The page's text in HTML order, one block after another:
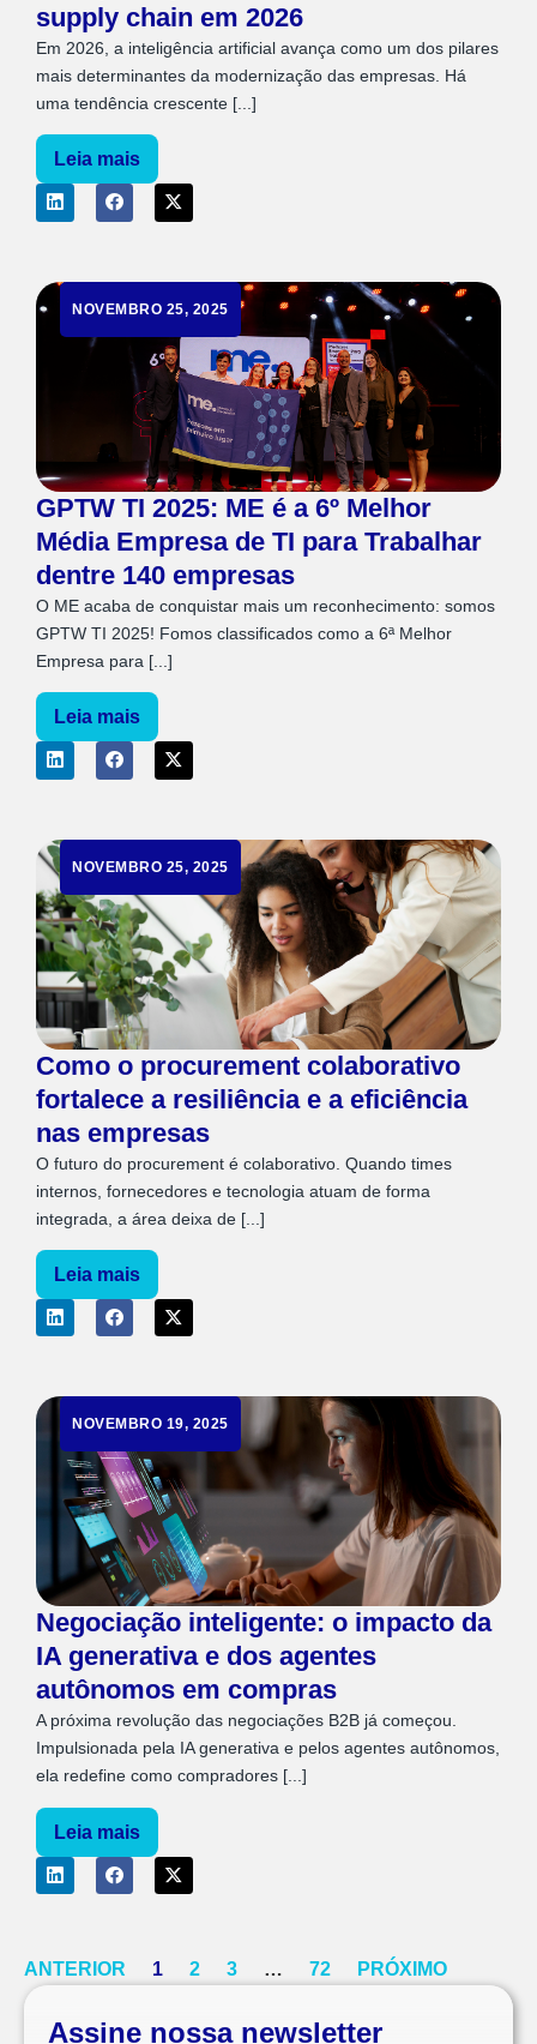
supply chain em 2026
Em 2026, a inteligência artificial avança como um dos pilares
mais determinantes da modernização das empresas. Há
uma tendência crescente [...]
Leia mais
NOVEMBRO 25, 2025
GPTW TI 2025: ME é a 6º Melhor
Média Empresa de TI para Trabalhar
dentre 140 empresas
O ME acaba de conquistar mais um reconhecimento: somos
GPTW TI 2025! Fomos classificados como a 6ª Melhor
Empresa para [...]
Leia mais
NOVEMBRO 25, 2025
Como o procurement colaborativo
fortalece a resiliência e a eficiência
nas empresas
O futuro do procurement é colaborativo. Quando times
internos, fornecedores e tecnologia atuam de forma
integrada, a área deixa de [...]
Leia mais
NOVEMBRO 19, 2025
Negociação inteligente: o impacto da
IA generativa e dos agentes
autônomos em compras
A próxima revolução das negociações B2B já começou.
Impulsionada pela IA generativa e pelos agentes autônomos,
ela redefine como compradores [...]
Leia mais
ANTERIOR 1 2 3 … 72 PRÓXIMO
Assine nossa newsletter